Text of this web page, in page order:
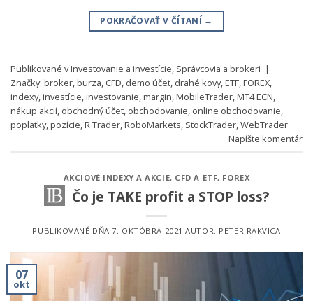
POKRAČOVAŤ V ČÍTANÍ →
Publikované vInvestovanie a investície, Správcovia a brokeri |
Značky: broker,burza, CFD, demo účet, drahé kovy,ETF,FOREX,
indexy,investície,investovanie,margin,MobileTrader,MT4 ECN,
nákup akcií, obchodný účet, obchodovanie, online obchodovanie,
poplatky,pozície,R Trader,RoboMarkets, StockTrader,WebTrader
Napíšte komentár
AKCIOVÉ INDEXY A AKCIE, CFD A ETF, FOREX
Čo je TAKE profit a STOP loss?
PUBLIKOVANÉ DŇA7. OKTÓBRA 2021 AUTOR: PETER RAKVICA
07
okt